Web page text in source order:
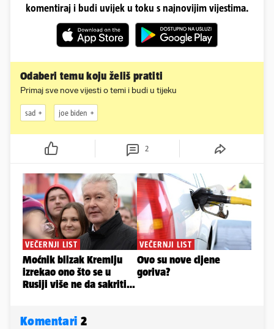
komentiraj i budi uvijek u toku s najnovijim vijestima.
Odaberi temu koju želiš pratiti
Primaj sve nove vijesti o temi i budi u tijeku
sad joe biden
2
Komentari 2